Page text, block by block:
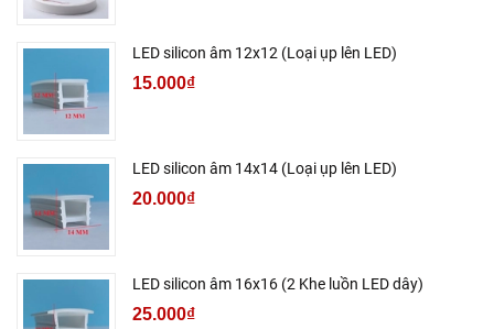
LED silicon âm 12x12 (Loại ụp lên LED)
15.000₫
LED silicon âm 14x14 (Loại ụp lên LED)
20.000₫
LED silicon âm 16x16 (2 Khe luồn LED dây)
25.000₫